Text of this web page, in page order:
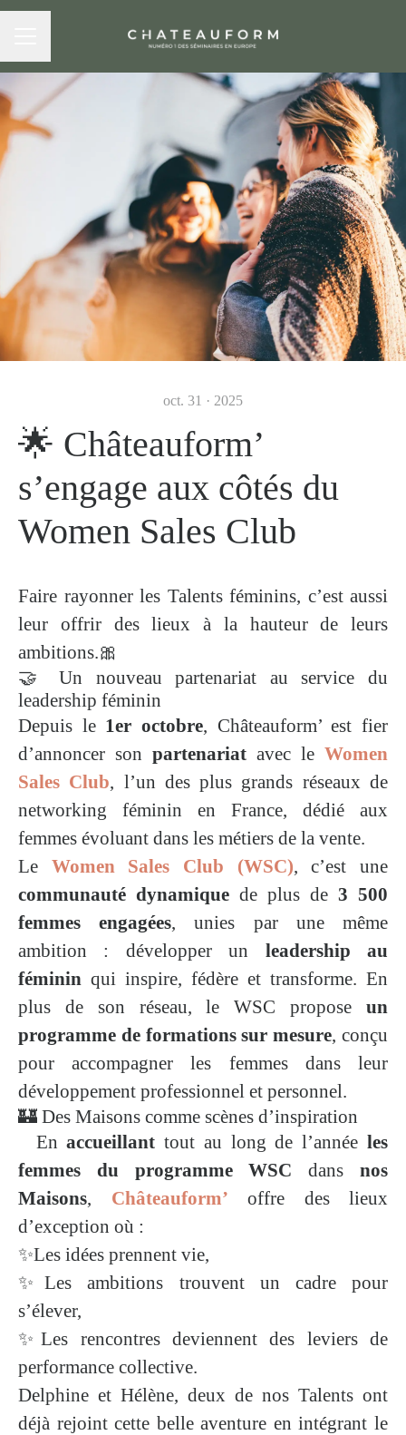
oct. 31 · 2025
🌟 Châteauform’
s’engage aux côtés du
Women Sales Club
Faire rayonner les Talents féminins, c’est aussi
leur offrir des lieux à la hauteur de leurs
ambitions.🎀
🤝 Un nouveau partenariat au service du
leadership féminin
Depuis le 1er octobre, Châteauform’ est fier
d’annoncer son partenariat avec le Women
Sales Club, l’un des plus grands réseaux de
networking féminin en France, dédié aux
femmes évoluant dans les métiers de la vente.
Le Women Sales Club (WSC), c’est une
communauté dynamique de plus de 3 500
femmes engagées, unies par une même
ambition : développer un leadership au
féminin qui inspire, fédère et transforme. En
plus de son réseau, le WSC propose un
programme de formations sur mesure, conçu
pour accompagner les femmes dans leur
développement professionnel et personnel.
🏰 Des Maisons comme scènes d’inspiration
Enaccueillant tout au long de l’annéeles
femmes du programme WSC dansnos
Maisons, Châteauform’ offre des lieux
d’exception où :
✨Les idées prennent vie,
✨Les ambitions trouvent un cadre pour
s’élever,
✨Les rencontres deviennent des leviers de
performance collective.
Delphine et Hélène, deux de nos Talents ont
déjà rejoint cette belle aventure en intégrant le